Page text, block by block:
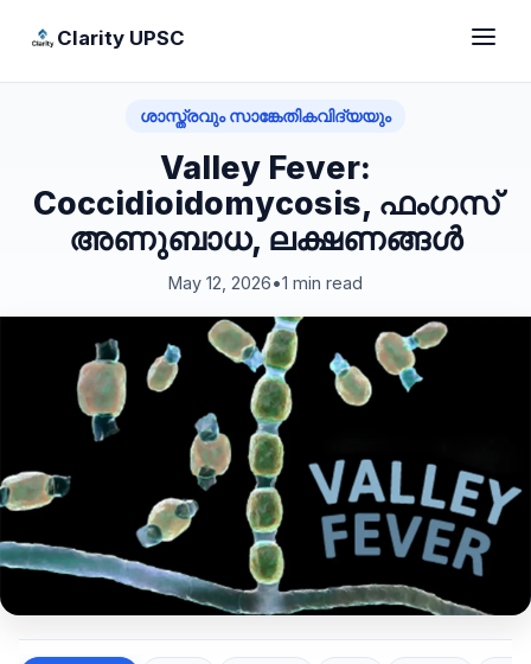
Clarity UPSC
ശാസ്ത്രവും സാങ്കേതികവിദ്യയും
Valley Fever:
Coccidioidomycosis, ഫംഗസ്
അണുബാധ, ലക്ഷണങ്ങൾ
May 12, 2026•1 min read